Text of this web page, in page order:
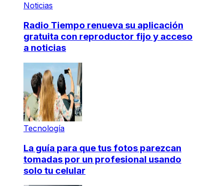
Noticias
Radio Tiempo renueva su aplicación
gratuita con reproductor fijo y acceso
a noticias
Tecnología
La guía para que tus fotos parezcan
tomadas por un profesional usando
solo tu celular